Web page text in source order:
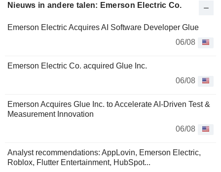
Nieuws in andere talen: Emerson Electric Co.
Emerson Electric Acquires AI Software Developer Glue
06/08
Emerson Electric Co. acquired Glue Inc.
06/08
Emerson Acquires Glue Inc. to Accelerate AI-Driven Test &
Measurement Innovation
06/08
Analyst recommendations: AppLovin, Emerson Electric,
Roblox, Flutter Entertainment, HubSpot...